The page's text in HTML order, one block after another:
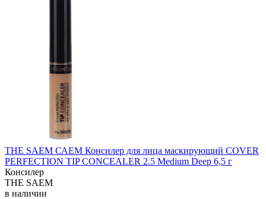
THE SAEM САЕМ Консилер для лица маскирующий COVER
PERFECTION TIP CONCEALER 2.5 Medium Deep 6,5 г
Консилер
THE SAEM
в наличии